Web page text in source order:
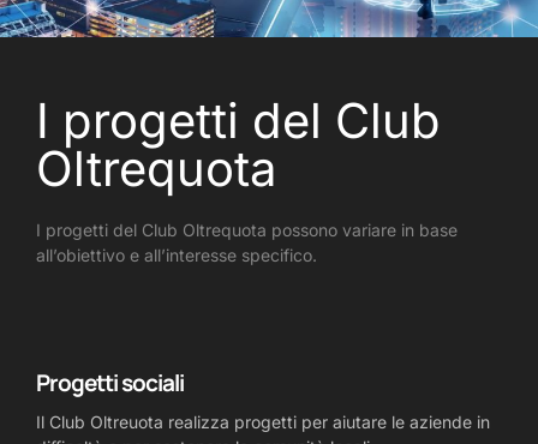
I progetti del Club
Oltrequota
I progetti del Club Oltrequota possono variare in base
all’obiettivo e all’interesse specifico.
Progetti sociali
Il Club Oltreuota realizza progetti per aiutare le aziende in